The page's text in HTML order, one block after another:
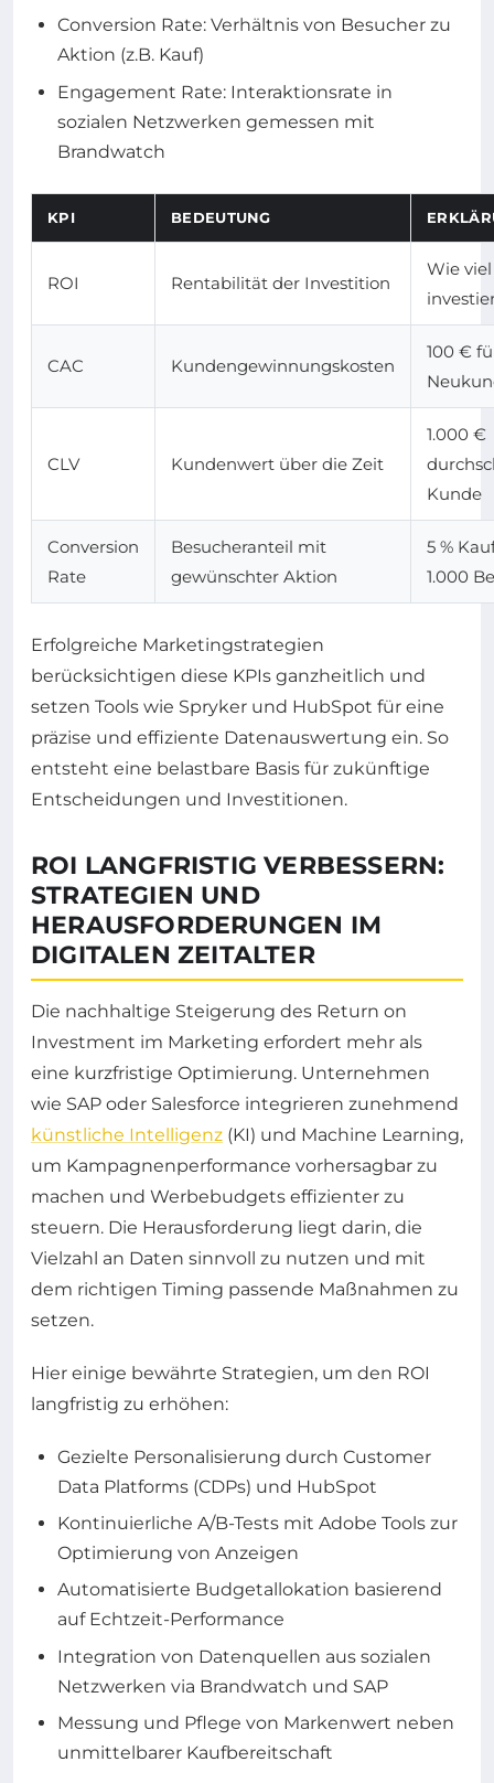
Conversion Rate: Verhältnis von Besucher zu
Aktion (z.B. Kauf)
Engagement Rate: Interaktionsrate in
sozialen Netzwerken gemessen mit
Brandwatch
KPI BEDEUTUNG
ROI Rentabilität der Investition
Wie
CAC Kundengewinnungskosten
100 €
CLV Kundenwert über die Zeit
1.000 €
Kunde
Conversion
Rate
Besucheranteil mit
gewünschter Aktion
5 %
1.000
Erfolgreiche Marketingstrategien
berücksichtigen diese KPIs ganzheitlich und
setzen Tools wie Spryker und HubSpot für eine
präzise und effiziente Datenauswertung ein. So
entsteht eine belastbare Basis für zukünftige
Entscheidungen und Investitionen.
ROI LANGFRISTIG VERBESSERN:
STRATEGIEN UND
HERAUSFORDERUNGEN IM
DIGITALEN ZEITALTER
Die nachhaltige Steigerung des Return on
Investment im Marketing erfordert mehr als
eine kurzfristige Optimierung. Unternehmen
wie SAP oder Salesforce integrieren zunehmend
künstliche Intelligenz (KI) und Machine Learning,
um Kampagnenperformance vorhersagbar zu
machen und Werbebudgets effizienter zu
steuern. Die Herausforderung liegt darin, die
Vielzahl an Daten sinnvoll zu nutzen und mit
dem richtigen Timing passende Maßnahmen zu
setzen.
Hier einige bewährte Strategien, um den ROI
langfristig zu erhöhen:
Gezielte Personalisierung durch Customer
Data Platforms (CDPs) und HubSpot
Kontinuierliche A/B-Tests mit Adobe Tools zur
Optimierung von Anzeigen
Automatisierte Budgetallokation basierend
auf Echtzeit-Performance
Integration von Datenquellen aus sozialen
Netzwerken via Brandwatch und SAP
Messung und Pflege von Markenwert neben
unmittelbarer Kaufbereitschaft